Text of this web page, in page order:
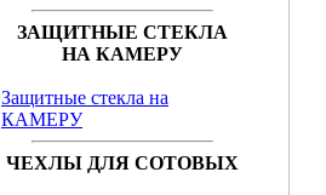
ЗАЩИТНЫЕ СТЕКЛА
НА КАМЕРУ
Защитные стекла на
КАМЕРУ
ЧЕХЛЫ ДЛЯ СОТОВЫХ